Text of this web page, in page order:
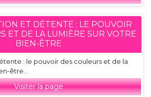
ET DÉTENTE : LE POUVOIR
ET DE LA LUMIÈRE SUR VOTRE
BIEN-ÊTRE
: le pouvoir des couleurs et de la
être...
Visiter la page